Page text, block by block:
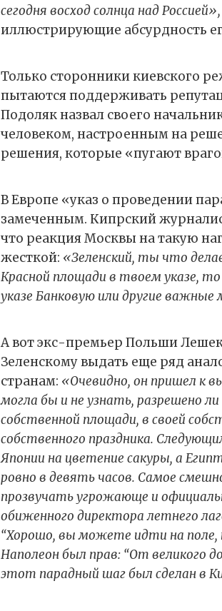
сегодня восход солнца над Россией»,
иллюстрирующие абсурдность
Только сторонники киевского
пытаются поддерживать
Подоляк назвал своего
человеком, настроенным на
решения, которые «пугают
В Европе «указ о проведении
замеченным. Кипрский
что реакция Москвы на такую
жесткой: «Зеленский, ты что
Красной площади в твоем указе,
указе Банковую или другие важные
А вот экс-премьер Польши
Зеленскому выдать еще ряд
странам: «Очевидно, он пришел к
могла бы и не узнать, разрешено
собственной площади, в своей
собственного праздника.
Японии на цветение сакуры, а
ровно в девять часов. Самое
прозвучать угрожающе и
обиженного директора летнего
“Хорошо, вы можете идти на поле,
Наполеон был прав: “От великого
этот парадный шаг был сделан в